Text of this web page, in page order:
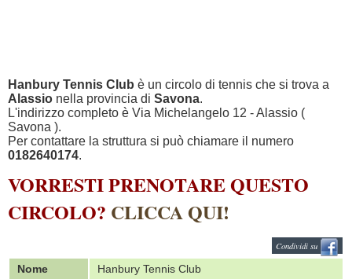
Hanbury Tennis Club è un circolo di tennis che si trova a
Alassio nella provincia di Savona.
L'indirizzo completo è Via Michelangelo 12 - Alassio (
Savona ).
Per contattare la struttura si può chiamare il numero
0182640174.
VORRESTI PRENOTARE QUESTO
CIRCOLO? CLICCA QUI!
Condividi su
Nome
Hanbury Tennis Club